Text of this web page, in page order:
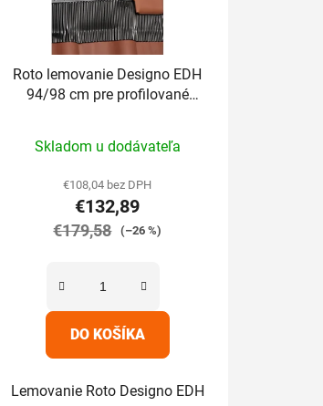
Roto lemovanie Designo EDH
94/98 cm pre profilované
hodnotenie
produktu
je
5,0
Skladom u dodávateľa
€108,04 bez DPH
€132,89
€179,58 (–26 %)
DO KOŠÍKA
Lemovanie Roto Designo EDH